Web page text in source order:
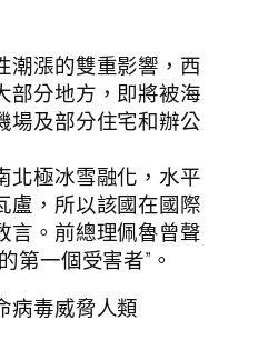
潮漲的雙重影響，西
部分地方，即將被海
場及部分住宅和辦公
北極冰雪融化，水平
盧，所以該國在國際
言。前總理佩魯曾聲
第一個受害者”。
病毒威脅人類